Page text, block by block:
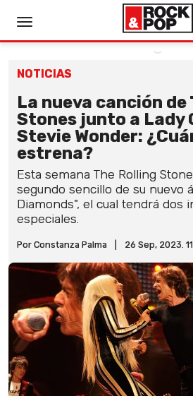
NOTICIAS
La nueva canción de
Stones junto a Lady
Stevie Wonder:
estrena?
Esta semana The Rolling
segundo sencillo de su nuevo
Diamonds", el cual tendrá dos
especiales.
Por Constanza Palma 26 Sep, 2023.